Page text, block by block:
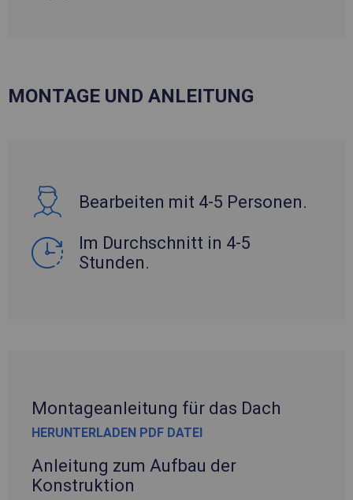
MONTAGE UND ANLEITUNG
Bearbeiten mit 4-5 Personen.
Im Durchschnitt in 4-5
Stunden.
Montageanleitung für das Dach
HERUNTERLADEN PDF DATEI
Anleitung zum Aufbau der
Konstruktion